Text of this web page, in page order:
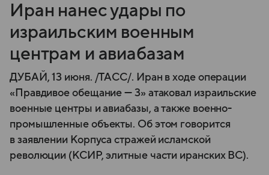
Иран нанес удары по
израильским военным
центрам и авиабазам
ДУБАЙ, 13 июня. /ТАСС/. Иран в ходе операции
«Правдивое обещание — 3» атаковал израильские
военные центры и авиабазы, а также военно-
промышленные объекты. Об этом говорится
в заявлении Корпуса стражей исламской
революции (КСИР, элитные части иранских ВС).